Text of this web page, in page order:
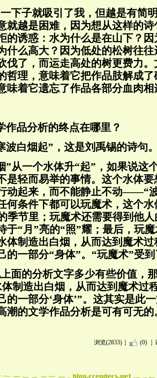
下子就吸引了我，但越是有简
就越是困难，因为想从这样的
的诱惑：水为什么是在山下？
什么高大？因为低处的松树往
伐了，而运走高处的树更费力
哲理，意味着它把作品肢解成
味着它遗忘了作品各部分血肉
作品分析的终点在哪里？
波白烟起”，这是刘禹锡的诗句
”从一个水体升“起”，如果说这
是轻而易举的事情。这个水体
动起来，而不能静止不动——“
何条件下都可以玩魔术，这个
季节里；玩魔术还需要得到他
于“月”亮的“照”耀；最后，玩
体制造出白烟，从而达到魔术
的一部分“身体”。“玩魔术”受
面的分析文字多少有些价值，
制造出白烟，从而达到魔术过
的一部分‘身体’”。这其实是此
潮的文学作品分析是可有可无的
浏览(2833) (0)